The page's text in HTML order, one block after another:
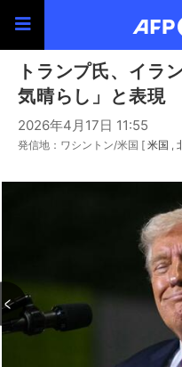
トランプ氏、イラ
気晴らし」と表現
2026年4月17日 11:55
発信地：ワシントン/米国 [ 米国